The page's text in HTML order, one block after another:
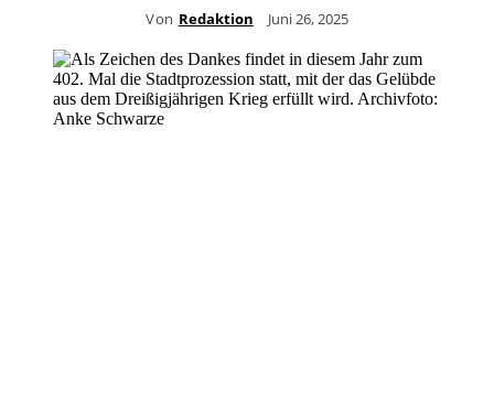
Von Redaktion Juni 26, 2025